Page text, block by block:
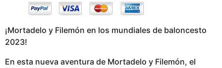
¡Mortadelo y Filemón en los mundiales de baloncesto
2023!
En esta nueva aventura de Mortadelo y Filemón, el